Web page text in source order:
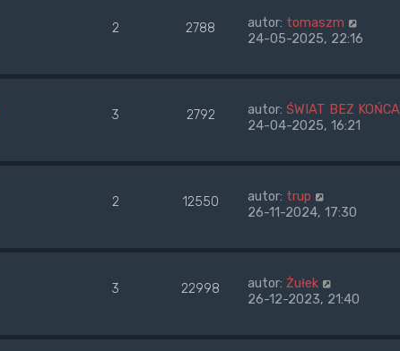
2 2788 autor: tomaszm
24-05-2025, 22:16
3 2792 autor: ŚWIAT BEZ KOŃCA
24-04-2025, 16:21
2 12550 autor: trup
26-11-2024, 17:30
3 22998 autor: Żułek
26-12-2023, 21:40